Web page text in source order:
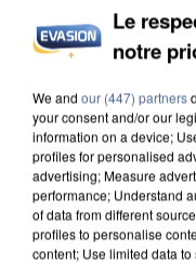
INCENDIES : L’ÎLE-
Le
notre
We and our (447) partners
your consent and/or our
information on a device;
profiles for personalised
advertising; Measure
performance; Understand
of data from different
profiles to personalise
content; Use limited data